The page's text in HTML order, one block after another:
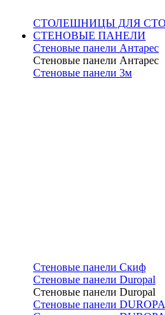
СТОЛЕШНИЦЫ ДЛЯ
СТЕНОВЫЕ ПАНЕЛИ
Стеновые панели Антарес
Стеновые панели Антарес
Стеновые панели 3м
Стеновые панели Скиф
Стеновые панели Duropal
Стеновые панели Duropal
Стеновые панели